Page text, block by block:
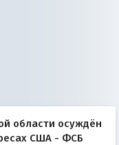
области осуждён
США - ФСБ